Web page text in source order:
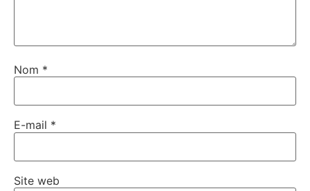
Nom *
E-mail *
Site web